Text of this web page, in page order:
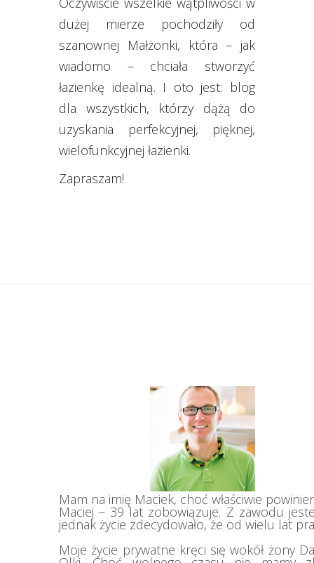
dużej mierze pochodziły od
szanownej Małżonki, która – jak
wiadomo – chciała stworzyć
łazienkę idealną. I oto jest: blog
dla wszystkich, którzy dążą do
uzyskania perfekcyjnej, pięknej,
wielofunkcyjnej łazienki.
Zapraszam!
Mam na imię Maciek, choć właściwie
Maciej – 39 lat zobowiązuje. Z zawodu
jednak życie zdecydowało, że od wielu lat
Moje życie prywatne kręci się wokół żony